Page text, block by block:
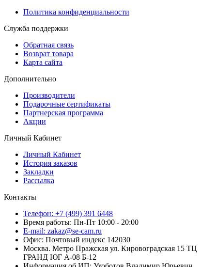
Политика конфиденциальности
Служба поддержки
Обратная связь
Возврат товара
Карта сайта
Дополнительно
Производители
Подарочные сертификаты
Партнерская программа
Акции
Личный Кабинет
Личный Кабинет
История заказов
Закладки
Рассылка
Контакты
Телефон: +7 (499) 391 6448
Время работы: Пн-Пт 10:00 - 20:00
E-mail: zakaz@se-cam.ru
Офис: Почтовый индекс 142030
Москва. Метро Пражская ул. Кировоградская 15 ТЦ
ГРАНД ЮГ А-08 Б-12